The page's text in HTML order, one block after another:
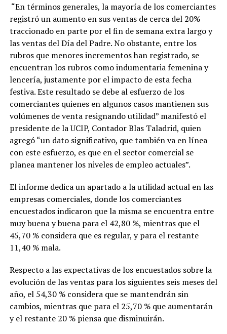
“En términos generales, la mayoría de los comerciantes
registró un aumento en sus ventas de cerca del 20%
traccionado en parte por el fin de semana extra largo y
las ventas del Día del Padre. No obstante, entre los
rubros que menores incrementos han registrado, se
encuentran los rubros como indumentaria femenina y
lencería, justamente por el impacto de esta fecha
festiva. Este resultado se debe al esfuerzo de los
comerciantes quienes en algunos casos mantienen sus
volúmenes de venta resignando utilidad” manifestó el
presidente de la UCIP, Contador Blas Taladrid, quien
agregó “un dato significativo, que también va en línea
con este esfuerzo, es que en el sector comercial se
planea mantener los niveles de empleo actuales”.
El informe dedica un apartado a la utilidad actual en las
empresas comerciales, donde los comerciantes
encuestados indicaron que la misma se encuentra entre
muy buena y buena para el 42,80 %, mientras que el
45,70 % considera que es regular, y para el restante
11,40 % mala.
Respecto a las expectativas de los encuestados sobre la
evolución de las ventas para los siguientes seis meses del
año, el 54,30 % considera que se mantendrán sin
cambios, mientras que para el 25,70 % que aumentarán
y el restante 20 % piensa que disminuirán.